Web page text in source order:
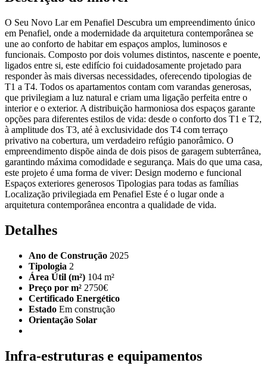
O Seu Novo Lar em Penafiel Descubra um empreendimento único
em Penafiel, onde a modernidade da arquitetura contemporânea se
une ao conforto de habitar em espaços amplos, luminosos e
funcionais. Composto por dois volumes distintos, nascente e poente,
ligados entre si, este edifício foi cuidadosamente projetado para
responder às mais diversas necessidades, oferecendo tipologias de
T1 a T4. Todos os apartamentos contam com varandas generosas,
que privilegiam a luz natural e criam uma ligação perfeita entre o
interior e o exterior. A distribuição harmoniosa dos espaços garante
opções para diferentes estilos de vida: desde o conforto dos T1 e T2,
à amplitude dos T3, até à exclusividade dos T4 com terraço
privativo na cobertura, um verdadeiro refúgio panorâmico. O
empreendimento dispõe ainda de dois pisos de garagem subterrânea,
garantindo máxima comodidade e segurança. Mais do que uma casa,
este projeto é uma forma de viver: Design moderno e funcional
Espaços exteriores generosos Tipologias para todas as famílias
Localização privilegiada em Penafiel Este é o lugar onde a
arquitetura contemporânea encontra a qualidade de vida.
Detalhes
Ano de Construção 2025
Tipologia 2
Área Útil (m²) 104 m²
Preço por m² 2750€
Certificado Energético
Estado Em construção
Orientação Solar
Infra-estruturas e equipamentos